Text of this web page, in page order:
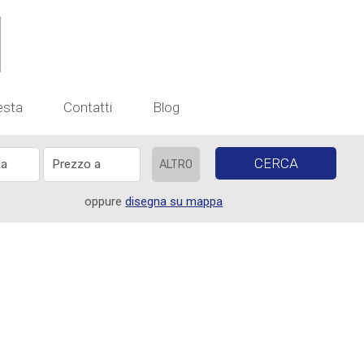
Contatti Blog
ALTRO CERCA
oppuredisegna su mappa